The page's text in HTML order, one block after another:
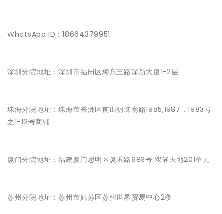
WhatsApp ID：18664379951
深圳分院地址：深圳市福田区梅东三路深新大厦1-2层
珠海分院地址：珠海市香洲区前山明珠南路1985,1987，1983号
之1-12号商铺
厦门分院地址：福建厦门思明区厦禾路983号 双涵天地201单元
苏州分院地址：苏州市姑苏区苏州世界贸易中心2楼